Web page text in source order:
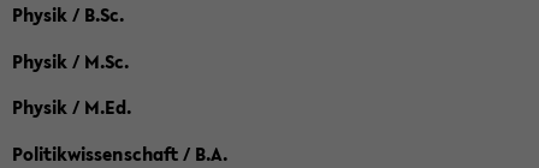
Physik / B.Sc.
Physik / M.Sc.
Physik / M.Ed.
Politikwissenschaft / B.A.